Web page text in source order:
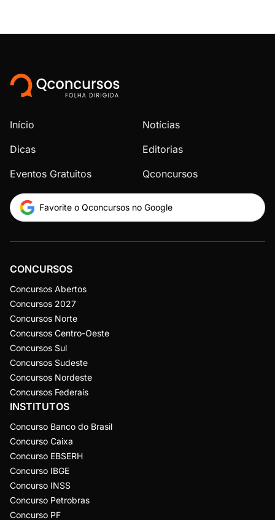
Início
Notícias
Dicas
Editorias
Eventos Gratuitos
Qconcursos
Favorite o Qconcursos no Google
CONCURSOS
Concursos Abertos
Concursos 2027
Concursos Norte
Concursos Centro-Oeste
Concursos Sul
Concursos Sudeste
Concursos Nordeste
Concursos Federais
INSTITUTOS
Concurso Banco do Brasil
Concurso Caixa
Concurso EBSERH
Concurso IBGE
Concurso INSS
Concurso Petrobras
Concurso PF